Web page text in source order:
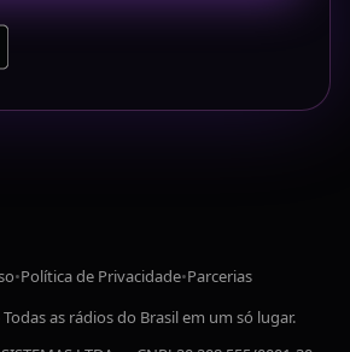
•Política de Privacidade•Parcerias
as rádios do Brasil em um só lugar.